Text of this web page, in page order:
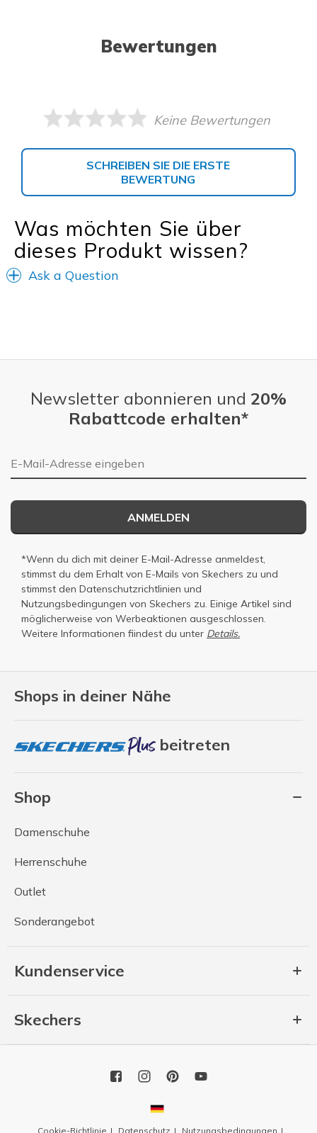
Bewertungen
Keine Bewertungen
SCHREIBEN SIE DIE ERSTE
BEWERTUNG
Was möchten Sie über
dieses Produkt wissen?
Ask a Question
Shops in deiner Nähe
beitreten
Shop
Damenschuhe
Herrenschuhe
Outlet
Sonderangebot
Kundenservice
Skechers
Newsletter abonnieren und 20%
Rabattcode erhalten*
E-Mail-Adresse
ANMELDEN
*Wenn du dich mit deiner E-Mail-Adresse anmeldest,
stimmst du dem Erhalt von E-Mails von Skechers zu und
stimmst den Datenschutzrichtlinien und
Nutzungsbedingungen von Skechers zu. Einige Artikel sind
möglicherweise von Werbeaktionen ausgeschlossen.
Weitere Informationen fiindest du unter Details.
Cookie-Richtlinie Datenschutz Nutzungsbedingungen